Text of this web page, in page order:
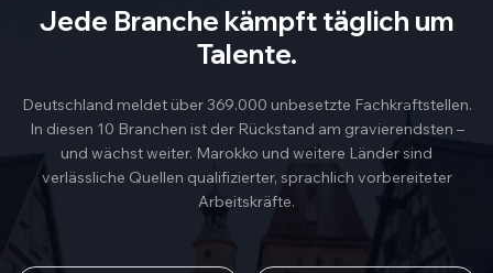
Jede Branche kämpft täglich um
Talente.
Deutschland meldet über 369.000 unbesetzte Fachkraftstellen.
In diesen 10 Branchen ist der Rückstand am gravierendsten –
und wächst weiter. Marokko und weitere Länder sind
verlässliche Quellen qualifizierter, sprachlich vorbereiteter
Arbeitskräfte.